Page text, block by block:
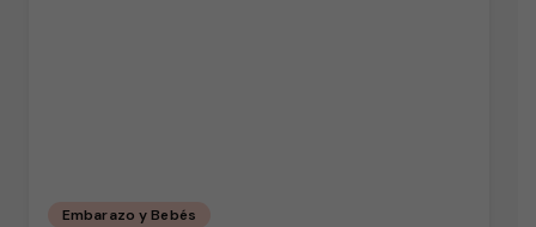
Embarazo y Bebés